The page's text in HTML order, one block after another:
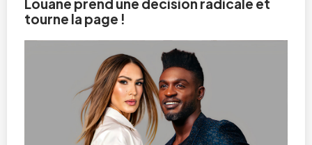
Louane prend une décision radicale et
tourne la page !